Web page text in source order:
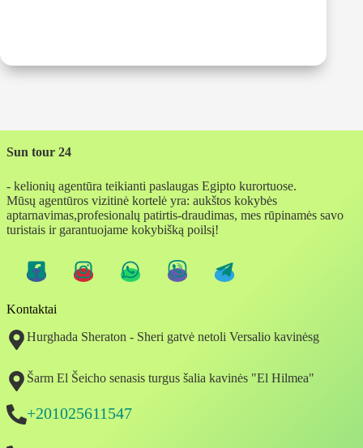
Sun tour 24
- kelionių agentūra teikianti paslaugas Egipto kurortuose.
Mūsų agentūros vizitinė kortelė yra: aukštos kokybės
aptarnavimas,profesionalų patirtis-draudimas, mes rūpinamės savo
turistais ir garantuojame kokybišką poilsį!
Kontaktai
Hurghada Sheraton - Sheri gatvė netoli Versalio kavinėsg
Šarm El Šeicho senasis turgus šalia kavinės "El Hilmea"
+201025611547